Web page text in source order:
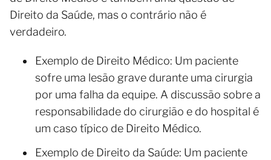
Direito da Saúde, mas o contrário não é
verdadeiro.
Exemplo de Direito Médico: Um paciente
sofre uma lesão grave durante uma cirurgia
por uma falha da equipe. A discussão sobre a
responsabilidade do cirurgião e do hospital é
um caso típico de Direito Médico.
Exemplo de Direito da Saúde: Um paciente